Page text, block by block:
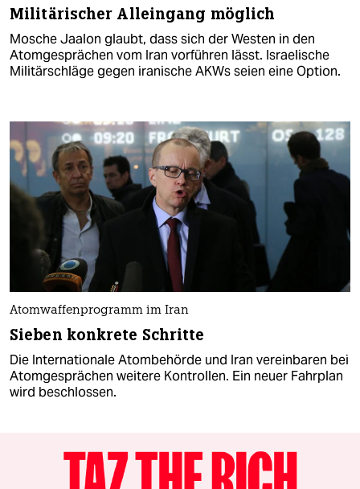
Militärischer Alleingang möglich
Mosche Jaalon glaubt, dass sich der Westen in den
Atomgesprächen vom Iran vorführen lässt. Israelische
Militärschläge gegen iranische AKWs seien eine Option.
Atomwaffenprogramm im Iran
Sieben konkrete Schritte
Die Internationale Atombehörde und Iran vereinbaren bei
Atomgesprächen weitere Kontrollen. Ein neuer Fahrplan
wird beschlossen.